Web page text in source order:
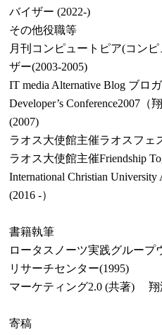
バイザー (2022-)
その他役職等
月刊コンピュートピア(コン
ザー(2003-2005)
IT media Alternative Blog ブロ
Developer’s Conference2007
(2007)
ラオス大使館主催ラオスフェ
ラオス大使館主催Friendship
International Christian
(2016 -）
書籍執筆
ロータスノーツ実践グループ
リサーチセンター(1995)
マーケティング2.0 (共著) 翔
寄稿